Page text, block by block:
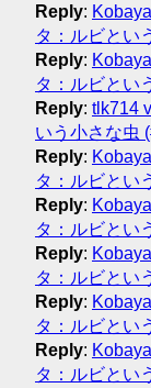
Reply:
タ：ルビとい
Reply:
タ：ルビとい
Reply: tlk714
いう小さな虫
Reply:
タ：ルビとい
Reply:
タ：ルビとい
Reply:
タ：ルビとい
Reply:
タ：ルビとい
Reply:
タ：ルビとい